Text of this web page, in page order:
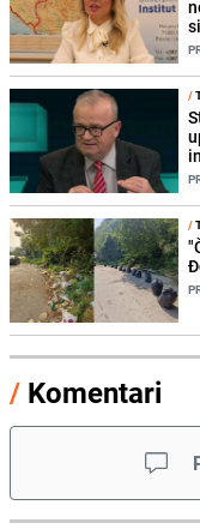
/
/
/ Komentari